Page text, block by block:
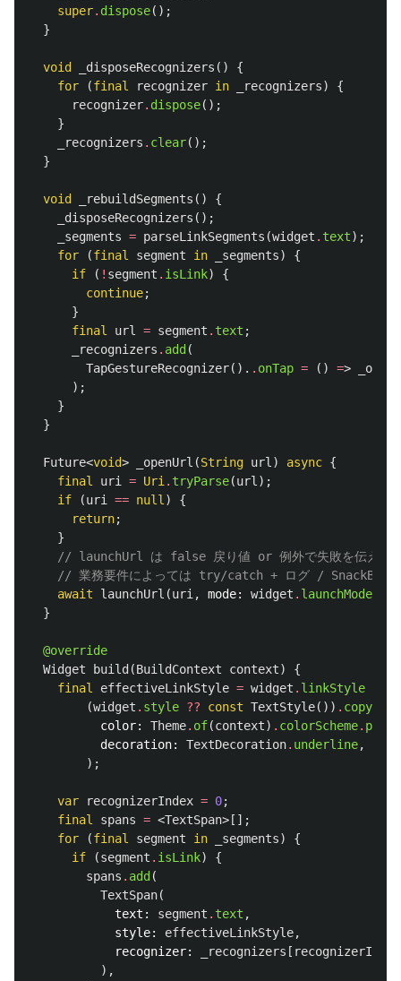
super. dispose();
}
void _disposeRecognizers ()
{
for
(final recognizer in _recognizers)
{
recognizer. dispose();
}
_recognizers . clear();
}
void _rebuildSegments ()
{
_disposeRecognizers ();
_segments = parseLinkSegments (widget . text);
for
(final segment in _segments)
{
if
( ! segment . isLink)
{
continue;
}
final
url = segment . text ;
_recognizers . add (
TapGestureRecognizer(). . onTap = () =>
);
}
}
Future<void> _openUrl (String url ) async {
final
uri = Uri . tryParse(url );
if
(uri == null )
{
return;
}
// launchUrl は false 戻り値 or 例外で失敗を伝える。
// 業務要件によっては try/catch + ログ / SnackBar
await
launchUrl (uri , mode: widget . launchMode
}
@override
Widget
build (BuildContext context)
{
final
effectiveLinkStyle = widget . linkStyle
(widget . style ?? const TextStyle()) . copyWith
color:
Theme. of(context) . colorScheme.
decoration:
TextDecoration. underline,
);
var recognizerIndex = 0;
final
spans = <TextSpan>[];
for
(final segment in _segments)
{
if
(segment . isLink)
{
spans . add (
TextSpan(
text:
segment . text ,
style:
effectiveLinkStyle,
recognizer:
_recognizers [ recognizerIndex
),